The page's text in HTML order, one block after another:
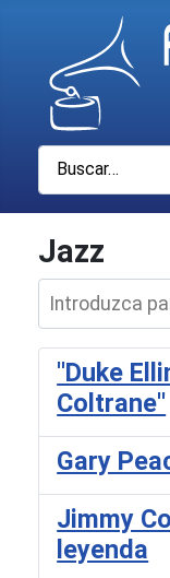
Buscar
Jazz
Introduzca
''Duke
Coltrane''
Gary
Jimmy
leyenda